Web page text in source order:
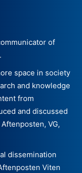
of
space in society
and knowledge
from
and discussed
VG,
dissemination
Viten